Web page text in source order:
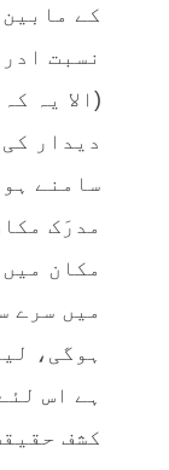
کے
نسبت
(الا یہ
دیدار
سامنے
مدرَک
مکان
میں سرے
ہوگی،
ہے اس
کشف